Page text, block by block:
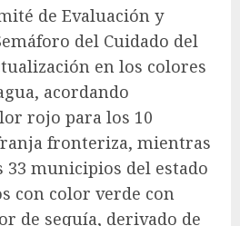
de Evaluación y
del Cuidado del
en los colores
acordando
rojo para los 10
fronteriza, mientras
33 municipios del estado
con color verde con
de sequía, derivado de